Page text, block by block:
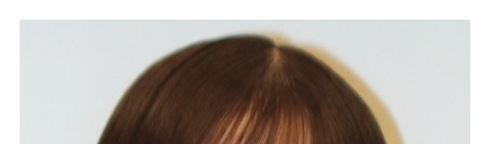
ショッピング
その他